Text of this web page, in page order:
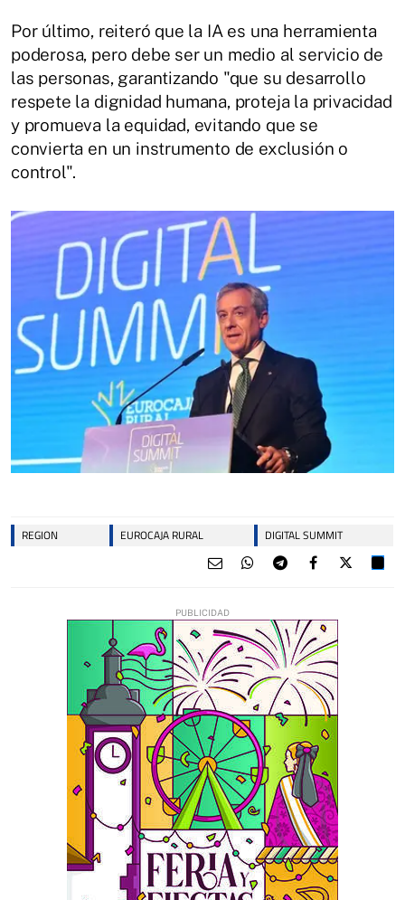
Por último, reiteró que la IA es una herramienta
poderosa, pero debe ser un medio al servicio de
las personas, garantizando "que su desarrollo
respete la dignidad humana, proteja la privacidad
y promueva la equidad, evitando que se
convierta en un instrumento de exclusión o
control".
REGION EUROCAJA RURAL DIGITAL SUMMIT